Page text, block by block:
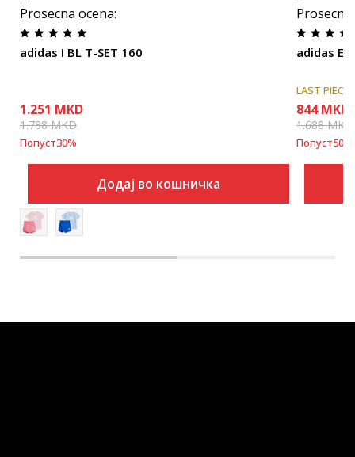
Prosecna ocena:
adidas I BL T-SET 160
1.251 MKD
1.788MKD
Попуст30%
Додај во кошничка
adidas
LAST PIECE
844 MKD
1.688MKD
Попуст50